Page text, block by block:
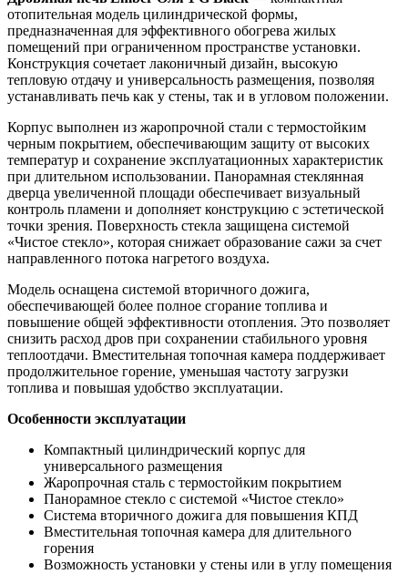
отопительная модель цилиндрической формы,
предназначенная для эффективного обогрева жилых
помещений при ограниченном пространстве установки.
Конструкция сочетает лаконичный дизайн, высокую
тепловую отдачу и универсальность размещения, позволяя
устанавливать печь как у стены, так и в угловом положении.
Корпус выполнен из жаропрочной стали с термостойким
черным покрытием, обеспечивающим защиту от высоких
температур и сохранение эксплуатационных характеристик
при длительном использовании. Панорамная стеклянная
дверца увеличенной площади обеспечивает визуальный
контроль пламени и дополняет конструкцию с эстетической
точки зрения. Поверхность стекла защищена системой
«Чистое стекло», которая снижает образование сажи за счет
направленного потока нагретого воздуха.
Модель оснащена системой вторичного дожига,
обеспечивающей более полное сгорание топлива и
повышение общей эффективности отопления. Это позволяет
снизить расход дров при сохранении стабильного уровня
теплоотдачи. Вместительная топочная камера поддерживает
продолжительное горение, уменьшая частоту загрузки
топлива и повышая удобство эксплуатации.
Особенности эксплуатации
Компактный цилиндрический корпус для
универсального размещения
Жаропрочная сталь с термостойким покрытием
Панорамное стекло с системой «Чистое стекло»
Система вторичного дожига для повышения КПД
Вместительная топочная камера для длительного
горения
Возможность установки у стены или в углу помещения